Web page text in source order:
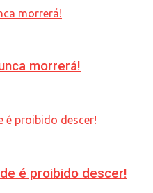
morrerá!
é proibido descer!